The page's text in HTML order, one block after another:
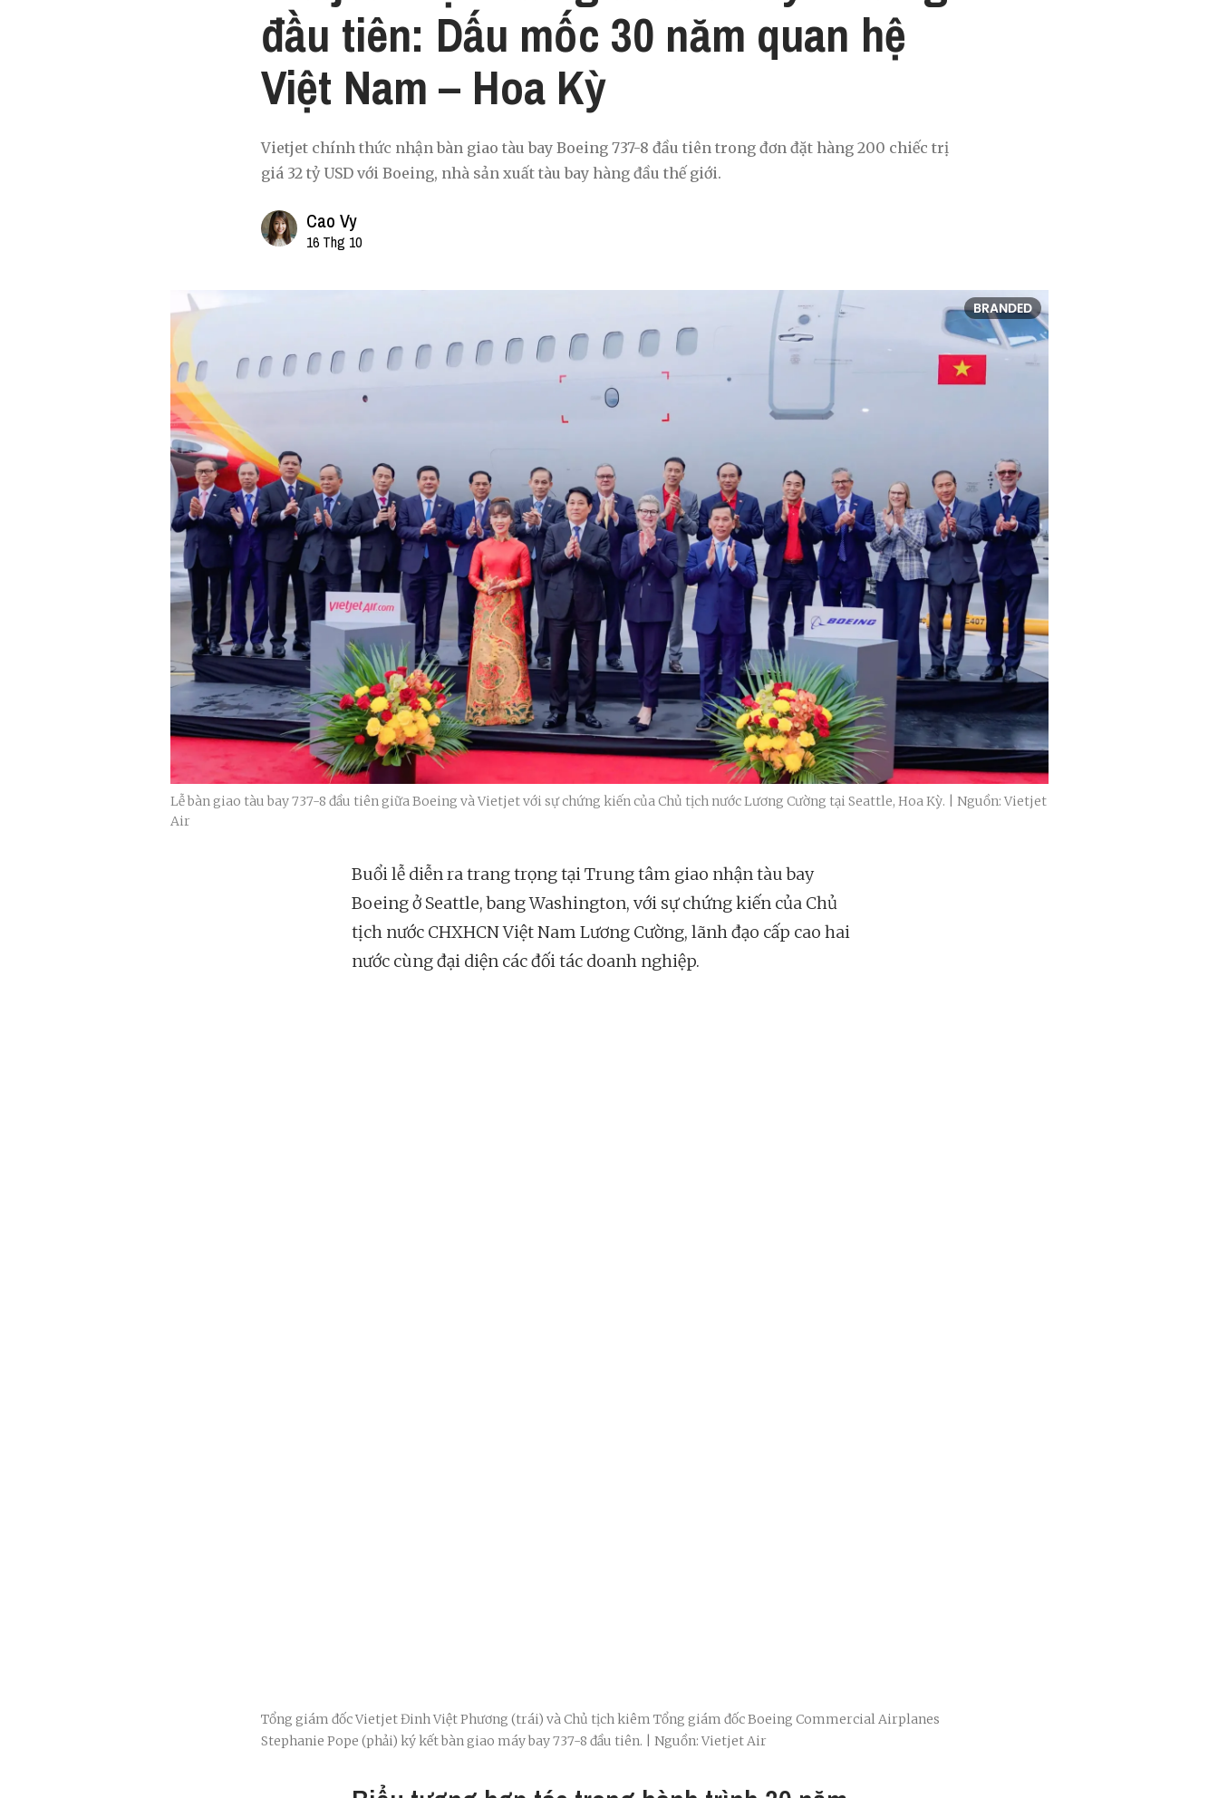
đầu tiên: Dấu mốc 30 năm quan hệ
Việt Nam – Hoa Kỳ
Vietjet chính thức nhận bàn giao tàu bay Boeing 737-8 đầu tiên trong đơn đặt hàng 200 chiếc trị
giá 32 tỷ USD với Boeing, nhà sản xuất tàu bay hàng đầu thế giới.
Cao Vy
16 Thg 10
BRANDED
Lễ bàn giao tàu bay 737-8 đầu tiên giữa Boeing và Vietjet với sự chứng kiến của Chủ tịch nước Lương Cường tại Seattle, Hoa Kỳ. | Nguồn: Vietjet
Air
Buổi lễ diễn ra trang trọng tại Trung tâm giao nhận tàu bay
Boeing ở Seattle, bang Washington, với sự chứng kiến của Chủ
tịch nước CHXHCN Việt Nam Lương Cường, lãnh đạo cấp cao hai
nước cùng đại diện các đối tác doanh nghiệp.
Tổng giám đốc Vietjet Đinh Việt Phương (trái) và Chủ tịch kiêm Tổng giám đốc Boeing Commercial Airplanes
Stephanie Pope (phải) ký kết bàn giao máy bay 737-8 đầu tiên. | Nguồn: Vietjet Air